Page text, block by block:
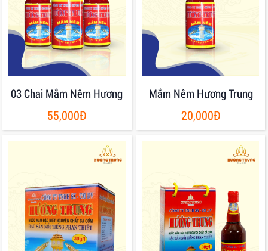
03 Chai Mắm Nêm Hương
Trung 250gr
55,000Đ
Mắm Nêm Hương Trung
250gr
20,000Đ